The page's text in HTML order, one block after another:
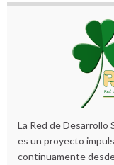
La Red de
es un proyecto
continuamente